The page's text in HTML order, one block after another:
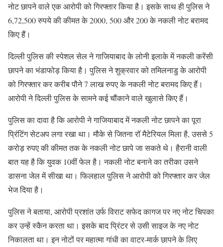
नोट छापने वाले एक आरोपी को गिरफ्तार किया है। इसके साथ ही पुलिस ने
6,72,500 रुपये की कीमत के 2000, 500 और 200 के नकली नोट बरामद
किए हैं।
दिल्ली पुलिस की स्पेशल सेल ने गाजियाबाद के लोनी इलाके में नकली करेंसी
छापने का भंडाफोड़ किया है। पुलिस ने शुक्रवार को तमिलनाडु के आरोपी
को गिरफ्तार कर करीब पौने 7 लाख रुपए के नकली नोट बरामद किए हैं।
आरोपी ने दिल्‍ली पुलिस के सामने कई चौंकाने वाले खुलासे किए हैं।
पुलिस का दावा है कि आरोपी ने गाजियाबाद में नकली नोट छापने का पूरा
प्रिंटिंग सेटअप लगा रखा था। मौके से जितना रॉ मैटेरियल मिला है, उससे 5
करोड़ रुपए की कीमत तक के नकली नोट छापे जा सकते थे। हैरानी वाली
बात यह है कि युवक 10वीं फेल है। नकली नोट बनाने का तरीका उसने
डासना जेल में सीखा था। फिलहाल पुलिस ने आरोपी को गिरफ्तार कर जेल
भेज दिया है।
पुलिस ने बताया, आरोपी प्रशांत उर्फ विराट सफेद कागज पर नए नोट चिपका
कर उन्हें स्कैन करता था। इसके बाद प्रिंटर से उसी साइज के नए नोट
निकालता था। इन नोटों पर महात्मा गांधी का वाटर-मार्क छापने के लिए